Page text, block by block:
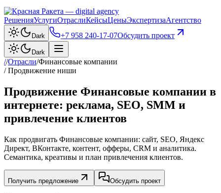
РешенияУслугиОтраслиКейсыЦеныЭкспертизаАгентство
Dark +7 958 240‑17‑07Обсудить проект
Dark
//Отрасли/Финансовые компании
/ Продвижение ниши
Продвижение Финансовые компании в
интернете: реклама, SEO, SMM и
привлечение клиентов
Как продвигать Финансовые компании: сайт, SEO, Яндекс
Директ, ВКонтакте, контент, офферы, CRM и аналитика.
Семантика, креативы и план привлечения клиентов.
Получить предложение Обсудить проект